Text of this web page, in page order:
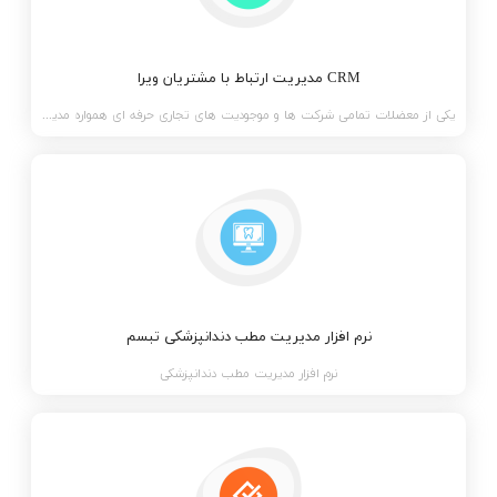
CRM مدیریت ارتباط با مشتریان ویرا
یکی از معضلات تمامی شرکت ها و موجودیت های تجاری حرفه ای همواره مدیریت مشتریان است، لیست اسامی ، اطلا
نرم افزار مدیریت مطب دندانپزشکی تبسم
نرم افزار مدیریت مطب دندانپزشکی